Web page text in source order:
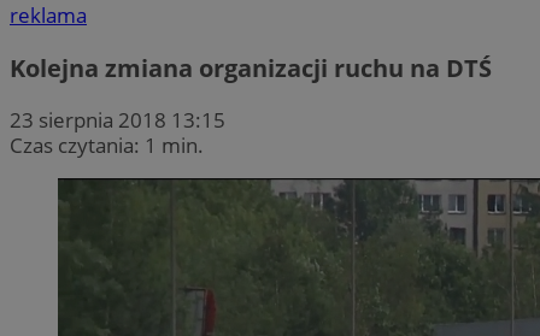
reklama
Kolejna zmiana organizacji ruchu na DTŚ
23 sierpnia 2018 13:15
Czas czytania: 1 min.